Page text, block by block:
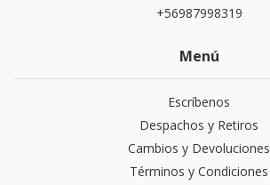
+56987998319
Menú
Escríbenos
Despachos y Retiros
Cambios y Devoluciones
Términos y Condiciones